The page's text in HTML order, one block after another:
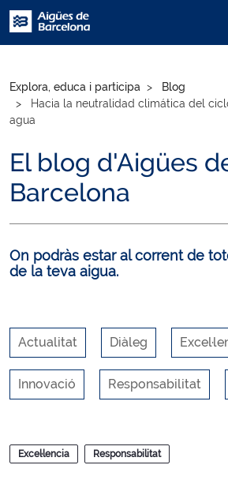
Explora, educa i participa
Blog
Hacia la neutralidad climática del
agua
El blog d'Aigües
Barcelona
On podràs estar al corrent de
de la teva aigua.
Actualitat Diàleg
Innovació Responsabilitat
Blocs
Excel·lencia Responsabilitat